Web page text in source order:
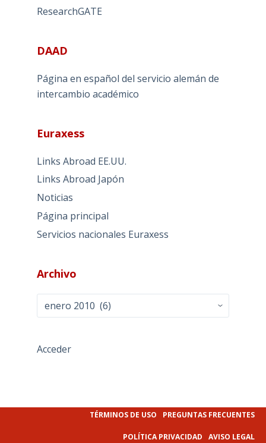
ResearchGATE
DAAD
Página en español del servicio alemán de
intercambio académico
Euraxess
Links Abroad EE.UU.
Links Abroad Japón
Noticias
Página principal
Servicios nacionales Euraxess
Archivo
Acceder
TÉRMINOS DE USO PREGUNTAS FRECUENTES
POLÍTICA PRIVACIDAD AVISO LEGAL